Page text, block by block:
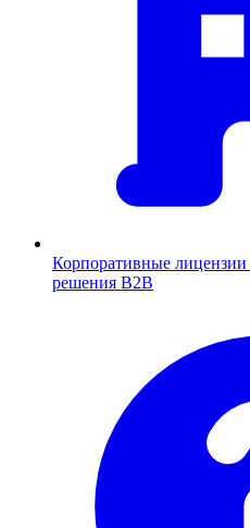
Корпоративные лицензии
решения B2B